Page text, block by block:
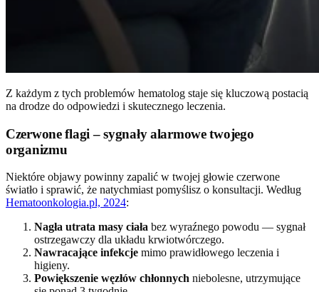
Z każdym z tych problemów hematolog staje się kluczową postacią
na drodze do odpowiedzi i skutecznego leczenia.
Czerwone flagi – sygnały alarmowe twojego
organizmu
Niektóre objawy powinny zapalić w twojej głowie czerwone
światło i sprawić, że natychmiast pomyślisz o konsultacji. Według
Hematoonkologia.pl, 2024:
Nagła utrata masy ciała bez wyraźnego powodu — sygnał
ostrzegawczy dla układu krwiotwórczego.
Nawracające infekcje mimo prawidłowego leczenia i
higieny.
Powiększenie węzłów chłonnych niebolesne, utrzymujące